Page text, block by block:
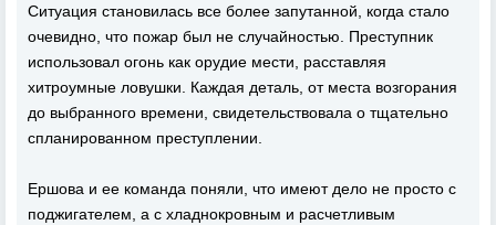
Ситуация становилась все более запутанной, когда стало
очевидно, что пожар был не случайностью. Преступник
использовал огонь как орудие мести, расставляя
хитроумные ловушки. Каждая деталь, от места возгорания
до выбранного времени, свидетельствовала о тщательно
спланированном преступлении.
Ершова и ее команда поняли, что имеют дело не просто с
поджигателем, а с хладнокровным и расчетливым